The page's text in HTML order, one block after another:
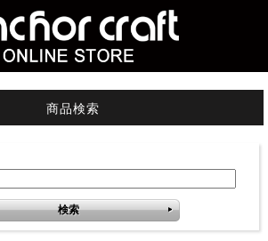
商品検索